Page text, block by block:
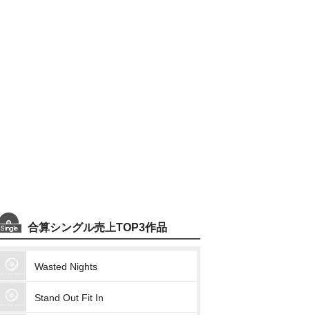
合算シングル売上TOP3作品
Wasted Nights
Stand Out Fit In